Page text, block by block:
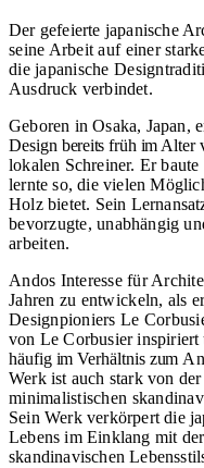
Der gefeierte japanische
seine Arbeit auf einer
die japanische
Ausdruck verbindet.
Geboren in Osaka, Japan,
Design bereits früh im Alter
lokalen Schreiner. Er
lernte so, die vielen
Holz bietet. Sein
bevorzugte, unabhängig
arbeiten.
Andos Interesse für
Jahren zu entwickeln, als
Designpioniers Le
von Le Corbusier inspiriert
häufig im Verhältnis zum
Werk ist auch stark von
minimalistischen
Sein Werk verkörpert die
Lebens im Einklang mit
skandinavischen